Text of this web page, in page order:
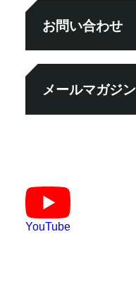
お問い合わせ
メールマガジン
YouTube